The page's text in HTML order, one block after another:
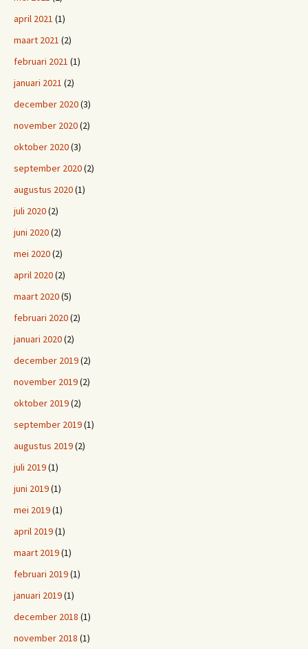
april 2021 (1)
maart 2021 (2)
februari 2021 (1)
januari 2021 (2)
december 2020(3)
november 2020(2)
oktober 2020(3)
september 2020(2)
augustus 2020(1)
juli 2020(2)
juni 2020(2)
mei 2020(2)
april 2020(2)
maart 2020(5)
februari 2020(2)
januari 2020(2)
december 2019(2)
november 2019(2)
oktober 2019(2)
september 2019(1)
augustus 2019(2)
juli 2019(1)
juni 2019(1)
mei 2019(1)
april 2019(1)
maart 2019(1)
februari 2019(1)
januari 2019(1)
december 2018 (1)
november 2018 (1)